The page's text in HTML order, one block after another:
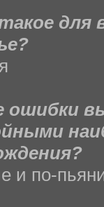
для
ошибки
и по-